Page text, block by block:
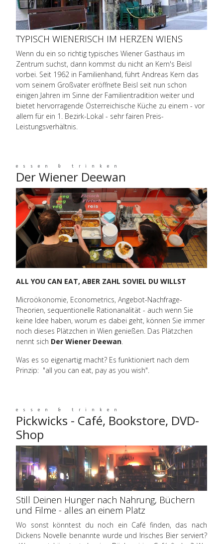
TYPISCH WIENERISCH IM HERZEN WIENS
Wenn du ein so richtig typisches Wiener Gasthaus im
Zentrum suchst, dann kommst du nicht an Kern's Beisl
vorbei. Seit 1962 in Familienhand, führt Andreas Kern das
vom seinem Großvater eröffnete Beisl seit nun schon
einigen Jahren im Sinne der Familientradition weiter und
bietet hervorragende Österreichische Küche zu einem - vor
allem für ein 1. Bezirk-Lokal - sehr fairen Preis-
Leistungsverhältnis.
essen & trinken
Der Wiener Deewan
ALL YOU CAN EAT, ABER ZAHL SOVIEL DU WILLST
Microökonomie, Econometrics, Angebot-Nachfrage-
Theorien, sequentionelle Rationanalität - auch wenn Sie
keine Idee haben, worum es dabei geht, können Sie immer
noch dieses Plätzchen in Wien genießen. Das Plätzchen
nennt sich Der Wiener Deewan
Was es so eigenartig macht? Es funktioniert nach dem
Prinzip: "all you can eat, pay as you wish".
essen & trinken
Pickwicks - Café, Bookstore, DVD-
Shop
Still Deinen Hunger nach Nahrung, Büchern
und Filme - alles an einem Platz
Wo sonst könntest du noch ein Café finden, das nach
Dickens Novelle benannte wurde und Irisches Bier serviert?